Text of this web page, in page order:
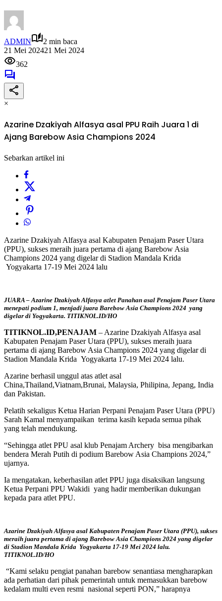
ADMIN
2 min baca
21 Mei 202421 Mei 2024
362
×
Azarine Dzakiyah Alfasya asal PPU Raih Juara 1 di
Ajang Barebow Asia Champions 2024
Sebarkan artikel ini
Azarine Dzakiyah Alfasya asal Kabupaten Penajam Paser Utara
(PPU), sukses meraih juara pertama di ajang Barebow Asia
Champions 2024 yang digelar di Stadion Mandala Krida
Yogyakarta 17-19 Mei 2024 lalu
JUARA – Azarine Dzakiyah Alfasya atlet Panahan asal Penajam Paser Utara
menepati podium 1, menjadi juara Barebow Asia Champions 2024 yang
digelar di Yogyakarta. TITIKNOL.ID/HO
TITIKNOL.ID,PENAJAM – Azarine Dzakiyah Alfasya asal
Kabupaten Penajam Paser Utara (PPU), sukses meraih juara
pertama di ajang Barebow Asia Champions 2024 yang digelar di
Stadion Mandala Krida Yogyakarta 17-19 Mei 2024 lalu.
Azarine berhasil unggul atas atlet asal
China,Thailand,Viatnam,Brunai, Malaysia, Philipina, Jepang, India
dan Pakistan.
Pelatih sekaligus Ketua Harian Perpani Penajam Paser Utara (PPU)
Sarah Kamal menyampaikan terima kasih kepada semua pihak
yang telah mendukung.
“Sehingga atlet PPU asal klub Penajam Archery bisa mengibarkan
bendera Merah Putih di podium Barebow Asia Champions 2024,”
ujarnya.
Ia mengatakan, keberhasilan atlet PPU juga disaksikan langsung
Ketua Perpani PPU Wakidi yang hadir memberikan dukungan
kepada para atlet PPU.
Azarine Dzakiyah Alfasya asal Kabupaten Penajam Paser Utara (PPU), sukses
meraih juara pertama di ajang Barebow Asia Champions 2024 yang digelar
di Stadion Mandala Krida Yogyakarta 17-19 Mei 2024 lalu.
TITIKNOL.ID/HO
“Kami selaku pengiat panahan barebow senantiasa mengharapkan
ada perhatian dari pihak pemerintah untuk memasukkan barebow
kedalam multi even resmi nasional seperti PON,” harapnya